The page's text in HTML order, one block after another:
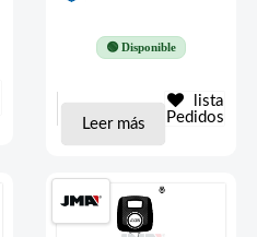
🟢 Disponible
Leer más
lista
Pedidos